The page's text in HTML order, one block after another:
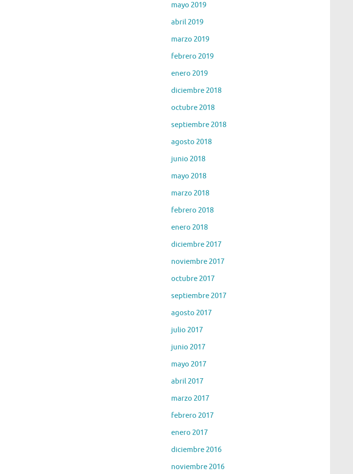
mayo 2019
abril 2019
marzo 2019
febrero 2019
enero 2019
diciembre 2018
octubre 2018
septiembre 2018
agosto 2018
junio 2018
mayo 2018
marzo 2018
febrero 2018
enero 2018
diciembre 2017
noviembre 2017
octubre 2017
septiembre 2017
agosto 2017
julio 2017
junio 2017
mayo 2017
abril 2017
marzo 2017
febrero 2017
enero 2017
diciembre 2016
noviembre 2016